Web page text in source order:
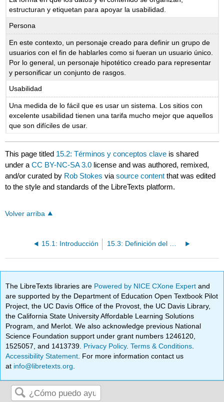
estructuran y etiquetan para apoyar la usabilidad.
Persona
En este contexto, un personaje creado para definir un grupo de
usuarios con el fin de hablarles como si fueran un usuario único.
Por lo general, un personaje hipotético creado para representar
y personificar un conjunto de rasgos.
Usabilidad
Una medida de lo fácil que es usar un sistema. Los sitios con
excelente usabilidad tienen una tarifa mucho mejor que aquellos
que son difíciles de usar.
This page titled 15.2: Términos y conceptos clave is shared
under aCC BY-NC-SA 3.0 license and was authored, remixed,
and/or curated by Rob Stokes viasource content that was edited
to the style and standards of the LibreTexts platform.
Volver arriba
15.1: Introducción 15.3: Definición del marketing de contenidos
The LibreTexts libraries are Powered by NICE CXone Expertand
are supported by the Department of Education Open Textbook Pilot
Project, the UC Davis Office of the Provost, the UC Davis Library,
the California State University Affordable Learning Solutions
Program, and Merlot. We also acknowledge previous National
Science Foundation support under grant numbers 1246120,
1525057, and 1413739. Privacy Policy.Terms & Conditions
Accessibility Statement . For more information contact us
at info@libretexts.org